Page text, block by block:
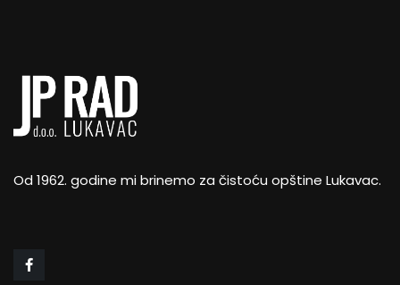
Od 1962. godine mi brinemo za čistoću opštine Lukavac.